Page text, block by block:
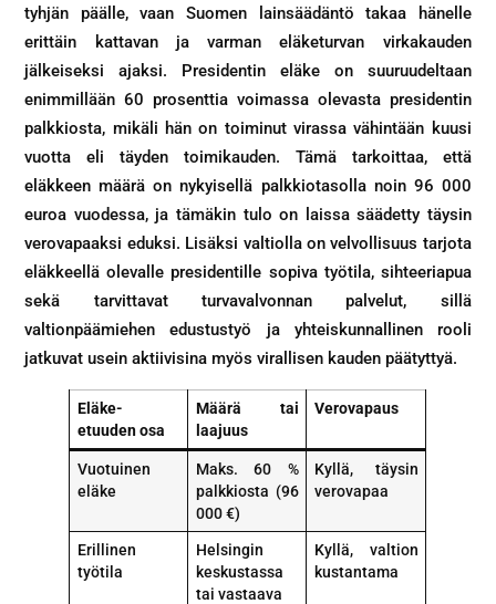
tyhjän päälle, vaan Suomen lainsäädäntö takaa hänelle
erittäin kattavan ja varman eläketurvan virkakauden
jälkeiseksi ajaksi. Presidentin eläke on suuruudeltaan
enimmillään 60 prosenttia voimassa olevasta presidentin
palkkiosta, mikäli hän on toiminut virassa vähintään kuusi
vuotta eli täyden toimikauden. Tämä tarkoittaa, että
eläkkeen määrä on nykyisellä palkkiotasolla noin 96 000
euroa vuodessa, ja tämäkin tulo on laissa säädetty täysin
verovapaaksi eduksi. Lisäksi valtiolla on velvollisuus tarjota
eläkkeellä olevalle presidentille sopiva työtila, sihteeriapua
sekä tarvittavat turvavalvonnan palvelut, sillä
valtionpäämiehen edustustyö ja yhteiskunnallinen rooli
jatkuvat usein aktiivisina myös virallisen kauden päätyttyä.
Eläke-
etuuden osa
Määrä tai
laajuus
Verovapaus
Vuotuinen
eläke
Maks. 60 %
palkkiosta (96
000 €)
Kyllä, täysin
verovapaa
Erillinen
työtila
Helsingin
keskustassa
tai vastaava
Kyllä, valtion
kustantama